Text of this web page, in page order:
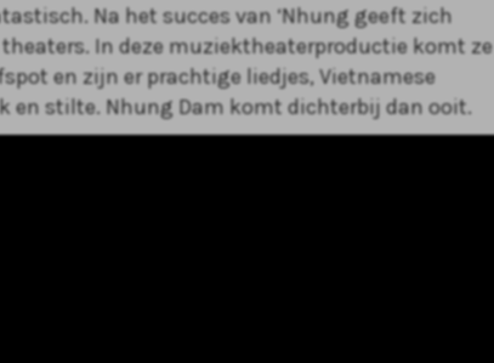
Na het succes van ‘Nhung geeft zich
theaters. In deze muziektheaterproductie komt ze
en zijn er prachtige liedjes, Vietnamese
en stilte. Nhung Dam komt dichterbij dan ooit.